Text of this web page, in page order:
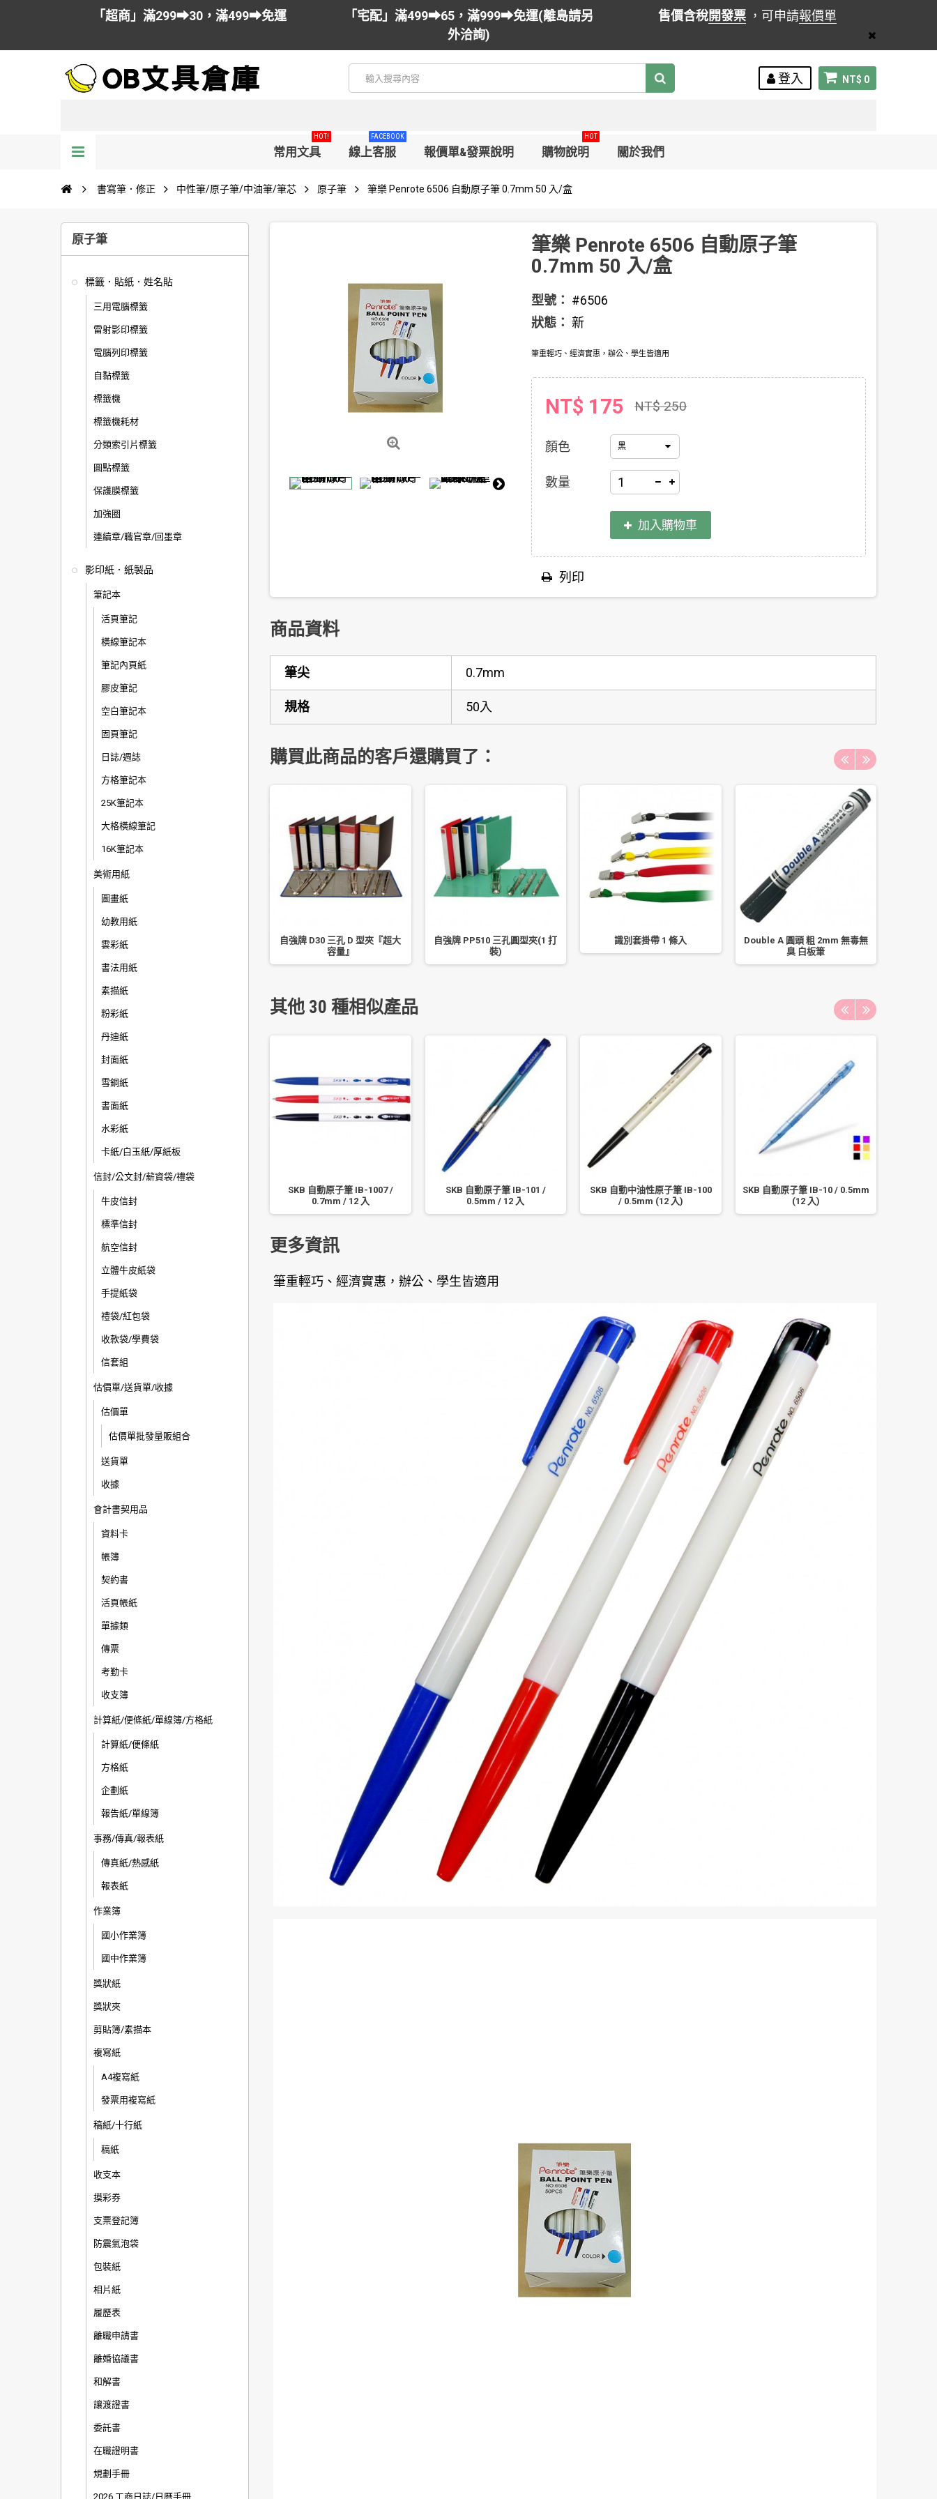
「超商」滿299➡30，滿499➡免運
「宅配」滿499➡65，滿999➡免運(離島請另
外洽詢)
售價含稅開發票 ，可申請報價單
NT$ 0
登入
常用文具
HOT!
線上客服
FACEBOOK
報價單&發票說明 購物說明
HOT
關於我們
書寫筆．修正 中性筆/原子筆/中油筆/筆芯 原子筆 筆樂 Penrote 6506 自動原子筆 0.7mm 50 入/盒
原子筆
標籤．貼紙．姓名貼
三用電腦標籤
雷射影印標籤
電腦列印標籤
自黏標籤
標籤機
標籤機耗材
分類索引片標籤
圓點標籤
保護膜標籤
加強圈
連續章/職官章/回墨章
影印紙．紙製品
筆記本
活頁筆記
橫線筆記本
筆記內頁紙
膠皮筆記
空白筆記本
固頁筆記
日誌/週誌
方格筆記本
25K筆記本
大格橫線筆記
16K筆記本
美術用紙
圖畫紙
幼教用紙
雲彩紙
書法用紙
素描紙
粉彩紙
丹迪紙
封面紙
雪銅紙
書面紙
水彩紙
卡紙/白玉紙/厚紙板
信封/公文封/薪資袋/禮袋
牛皮信封
標準信封
航空信封
立體牛皮紙袋
手提紙袋
禮袋/紅包袋
收款袋/學費袋
信套組
估價單/送貨單/收據
估價單
估價單批發量販組合
送貨單
收據
會計書契用品
資料卡
帳簿
契約書
活頁帳紙
單據類
傳票
考勤卡
收支簿
計算紙/便條紙/單線簿/方格紙
計算紙/便條紙
方格紙
企劃紙
報告紙/單線簿
事務/傳真/報表紙
傳真紙/熱感紙
報表紙
作業簿
國小作業簿
國中作業簿
獎狀紙
獎狀夾
剪貼簿/素描本
複寫紙
A4複寫紙
發票用複寫紙
稿紙/十行紙
稿紙
收支本
摸彩券
支票登記簿
防震氣泡袋
包裝紙
相片紙
履歷表
離職申請書
離婚協議書
和解書
讓渡證書
委託書
在職證明書
規劃手冊
2026 工商日誌/日曆手冊
筆樂 Penrote 6506 自動原子筆
0.7mm 50 入/盒
型號： #6506
狀態： 新
筆重輕巧、經濟實惠，辦公、學生皆適用
NT$ 175 NT$ 250
顏色 黑
數量
加入購物車
列印
商品資料
筆尖 0.7mm
規格 50入
購買此商品的客戶還購買了：
自強牌 D30 三孔 D 型夾『超大
容量』
自強牌 PP510 三孔圓型夾(1 打
裝)
識別套掛帶 1 條入
Double A 圓頭 粗 2mm 無毒無
臭 白板筆
其他 30 種相似產品
SKB 自動原子筆 IB-1007 /
0.7mm / 12 入
SKB 自動原子筆 IB-101 /
0.5mm / 12 入
SKB 自動中油性原子筆 IB-100
/ 0.5mm (12 入)
SKB 自動原子筆 IB-10 / 0.5mm
(12 入)
更多資訊
筆重輕巧、經濟實惠，辦公、學生皆適用